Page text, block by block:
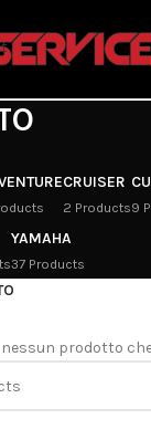
CRUISER
2 Products9
YAMAHA
37 Products
prodotto